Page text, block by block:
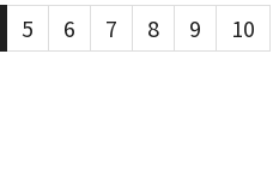
5 6 7 8 9
10